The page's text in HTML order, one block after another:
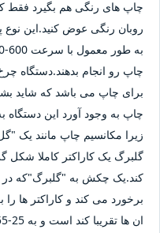
چاپ های رنگی هم بگیرد فقط
روبان رنگی عوض کنید.این نوع
چاپ رو انجام بدهند.دستگاه
برای چاپ می باشد که شاید
چاپ به وجود آورد این دستگاه
زیرا مکانسیم چاپ مانند یک
گلبرگ یک کاراکتر کاملا شکل
کند.یک چکش به "گلبرگ"که در
برخورد می کند و کاراکتر ها
ان ها تقریبا کند است و به 25-55 کاراکتر در ثانیه می رسد.